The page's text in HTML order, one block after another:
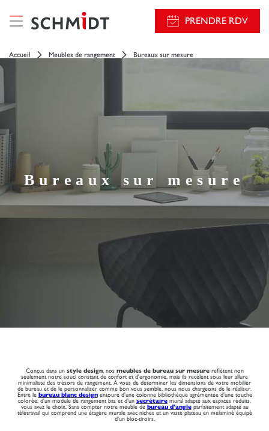
PRENDRE RDV
Accueil Meubles de rangement Bureaux sur mesure
Bureaux sur mesure
Conçus dans un style design, nos meubles de bureau sur mesurereflètent non
seulement notre souci constant de confort et d'ergonomie, mais ils recèlent sous leur allure
minimaliste des trésors de rangement. À vous de déterminer les dimensions de votre mobilier
de bureau et de le personnaliser comme bon vous semble, nous nous chargeons de le réaliser.
Entre le bureau blanc designentouré d'une colonne bibliothèque agrémentée d'une touche
colorée, d'un module de rangement bas et d’un secrétaire mural adapté aux espaces réduits,
vous avez le choix. Sans compter notre meuble de bureau d'angleparfaitement adapté au
télétravail qui comprend une étagère murale avec niches et un vaste plateau en mélaminé équipé
d'un bloc-tiroirs.